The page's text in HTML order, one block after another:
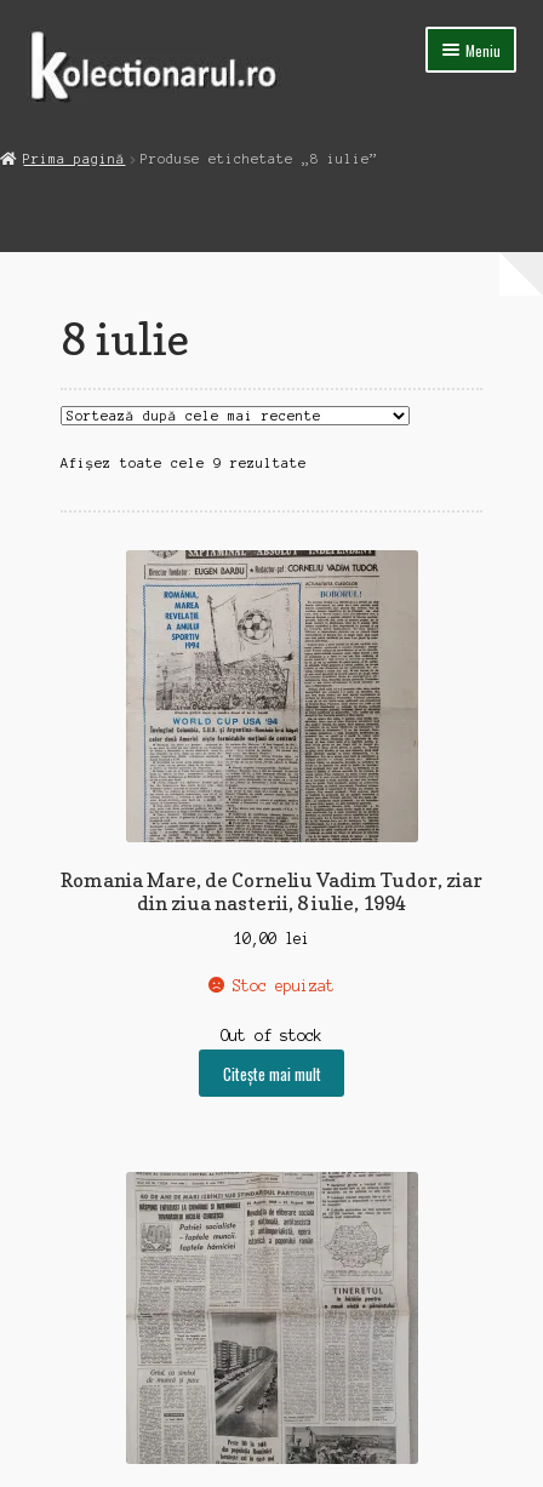
Sari
navigare
Sari
conținut
Meniu
Contact
Prima pagină Produse etichetate „8 iulie”
8 iulie
Afișez toate cele 9 rezultateSortat
cele
recente
Romania Mare, de Corneliu Vadim Tudor, ziar
din ziua nasterii, 8 iulie, 1994
10,00 lei
Stoc epuizat
Out of stock
Citește mai mult